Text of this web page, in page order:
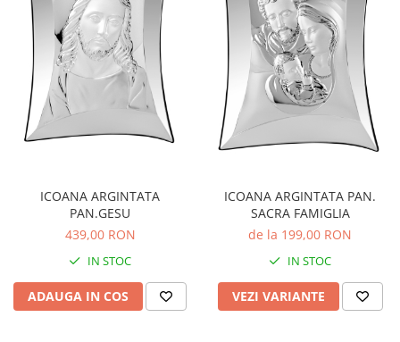
ICOANA ARGINTATA
PAN.GESU
439,00 RON
IN STOC
ADAUGA IN COS
ICOANA ARGINTATA PAN.
SACRA FAMIGLIA
de la 199,00 RON
IN STOC
VEZI VARIANTE